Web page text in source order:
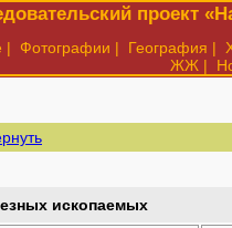
проект
| Фотографии | География |
ЖЖ |
ископаемых